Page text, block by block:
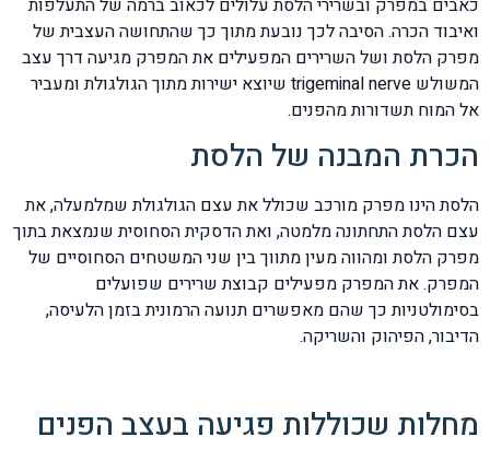
כאבים במפרק ובשרירי הלסת עלולים לכאוב ברמה של התעלפות
ואיבוד הכרה. הסיבה לכך נובעת מתוך כך שהתחושה העצבית של
מפרק הלסת ושל השרירים המפעילים את המפרק מגיעה דרך עצב
המשולש trigeminal nerve שיוצא ישירות מתוך הגולגולת ומעביר
אל המוח תשדורות מהפנים.
הכרת המבנה של הלסת
הלסת הינו מפרק מורכב שכולל את עצם הגולגולת שמלמעלה, את
עצם הלסת התחתונה מלמטה, ואת הדסקית הסחוסית שנמצאת בתוך
מפרק הלסת ומהווה מעין מתווך בין שני המשטחים הסחוסיים של
המפרק. את המפרק מפעילים קבוצת שרירים שפועלים
בסימולטניות כך שהם מאפשרים תנועה הרמונית בזמן הלעיסה,
הדיבור, הפיהוק והשריקה.
מחלות שכוללות פגיעה בעצב הפנים